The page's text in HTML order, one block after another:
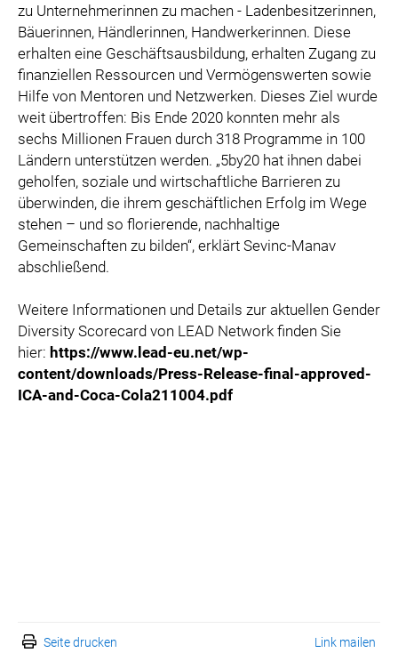
zu Unternehmerinnen zu machen - Ladenbesitzerinnen,
Bäuerinnen, Händlerinnen, Handwerkerinnen. Diese
erhalten eine Geschäftsausbildung, erhalten Zugang zu
finanziellen Ressourcen und Vermögenswerten sowie
Hilfe von Mentoren und Netzwerken. Dieses Ziel wurde
weit übertroffen: Bis Ende 2020 konnten mehr als
sechs Millionen Frauen durch 318 Programme in 100
Ländern unterstützen werden. „5by20 hat ihnen dabei
geholfen, soziale und wirtschaftliche Barrieren zu
überwinden, die ihrem geschäftlichen Erfolg im Wege
stehen – und so florierende, nachhaltige
Gemeinschaften zu bilden“, erklärt Sevinc-Manav
abschließend.
Weitere Informationen und Details zur aktuellen Gender
Diversity Scorecard von LEAD Network finden Sie
hier: https://www.lead-eu.net/wp-
content/downloads/Press-Release-final-approved-
ICA-and-Coca-Cola211004.pdf
Seite drucken Link mailen